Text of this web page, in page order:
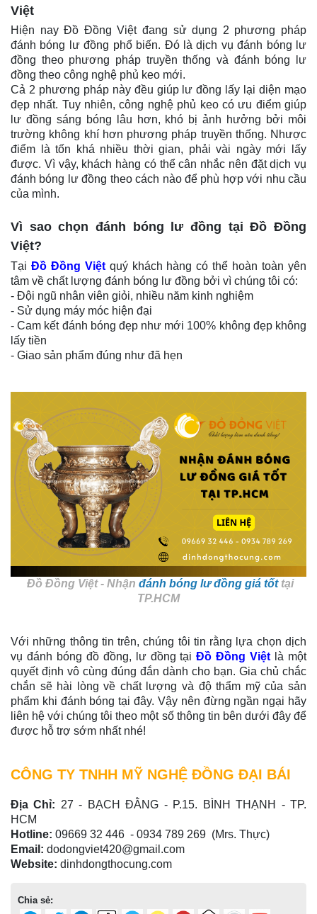
Việt
Hiện nay Đồ Đồng Việt đang sử dụng 2 phương pháp
đánh bóng lư đồng phổ biến. Đó là dịch vụ đánh bóng lư
đồng theo phương pháp truyền thống và đánh bóng lư
đồng theo công nghệ phủ keo mới.
Cả 2 phương pháp này đều giúp lư đồng lấy lại diện mạo
đẹp nhất. Tuy nhiên, công nghệ phủ keo có ưu điểm giúp
lư đồng sáng bóng lâu hơn, khó bị ảnh hưởng bởi môi
trường không khí hơn phương pháp truyền thống. Nhược
điểm là tốn khá nhiều thời gian, phải vài ngày mới lấy
được. Vì vậy, khách hàng có thể cân nhắc nên đặt dịch vụ
đánh bóng lư đồng theo cách nào để phù hợp với nhu cầu
của mình.
Vì sao chọn đánh bóng lư đồng tại Đồ Đồng
Việt?
Tại Đồ Đồng Việtquý khách hàng có thể hoàn toàn yên
tâm về chất lượng đánh bóng lư đồng bởi vì chúng tôi có:
- Đội ngũ nhân viên giỏi, nhiều năm kinh nghiệm
- Sử dụng máy móc hiện đại
- Cam kết đánh bóng đẹp như mới 100% không đẹp không
lấy tiền
- Giao sản phẩm đúng như đã hẹn
Đồ Đồng Việt - Nhận đánh bóng lư đồng giá tốttại
TP.HCM
Với những thông tin trên, chúng tôi tin rằng lựa chọn dịch
vụ đánh bóng đồ đồng, lư đồng tạiĐồ Đồng Việt là một
quyết định vô cùng đúng đắn dành cho bạn. Gia chủ chắc
chắn sẽ hài lòng về chất lượng và độ thẩm mỹ của sản
phẩm khi đánh bóng tại đây. Vậy nên đừng ngần ngại hãy
liên hệ với chúng tôi theo một số thông tin bên dưới đây để
được hỗ trợ sớm nhất nhé!
CÔNG TY TNHH MỸ NGHỆ ĐỒNG ĐẠI BÁI
Địa Chỉ: 27 - BẠCH ĐẰNG - P.15. BÌNH THẠNH - TP.
HCM
Hotline: 09669 32 446 - 0934 789 269 (Mrs. Thực)
Email: dodongviet420@gmail.com
Website: dinhdongthocung.com
Chia sẻ: